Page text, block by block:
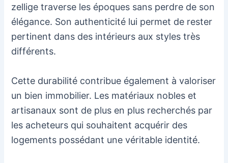
zellige traverse les époques sans perdre de son
élégance. Son authenticité lui permet de rester
pertinent dans des intérieurs aux styles très
différents.
Cette durabilité contribue également à valoriser
un bien immobilier. Les matériaux nobles et
artisanaux sont de plus en plus recherchés par
les acheteurs qui souhaitent acquérir des
logements possédant une véritable identité.